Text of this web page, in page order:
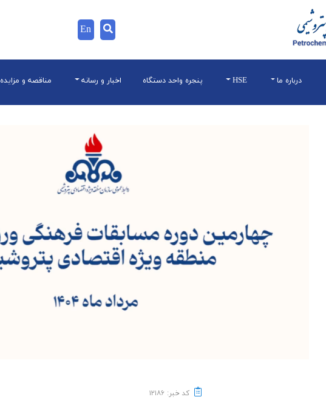
En
درباره ما HSE پنجره واحد دستگاه اخبار و رسانه مناقصه و مزایده
کد خبر: ۱۲۱۸۶